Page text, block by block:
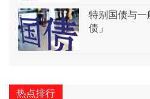
特别国债与一
债」
热点排行